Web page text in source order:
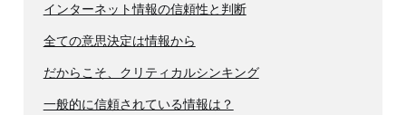
インターネット情報の信頼性と判断
全ての意思決定は情報から
だからこそ、クリティカルシンキング
一般的に信頼されている情報は？